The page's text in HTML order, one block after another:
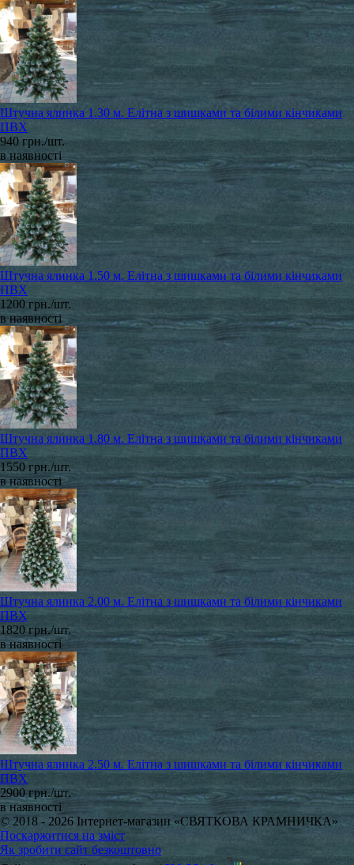
Штучна ялинка 1.30 м. Елітна з шишками та білими кінчиками
ПВХ
940 грн./шт.
в наявності
Штучна ялинка 1.50 м. Елітна з шишками та білими кінчиками
ПВХ
1200 грн./шт.
в наявності
Штучна ялинка 1.80 м. Елітна з шишками та білими кінчиками
ПВХ
1550 грн./шт.
в наявності
Штучна ялинка 2.00 м. Елітна з шишками та білими кінчиками
ПВХ
1820 грн./шт.
в наявності
Штучна ялинка 2.50 м. Елітна з шишками та білими кінчиками
ПВХ
2900 грн./шт.
в наявності
© 2018 - 2026 Інтернет-магазин «СВЯТКОВА КРАМНИЧКА»
Поскаржитися на зміст
Як зробити сайт безкоштовно